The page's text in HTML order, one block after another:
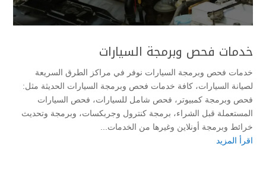
خدمات فحص وبرمجة السيارات
خدمات فحص وبرمجة السيارات نوفر في مراكز الطرق السريعة
لصيانة السيارات، كافة خدمات فحص وبرمجة السيارات الحديثة مثل:
فحص وبرمجة كمبيوتر، فحص شامل للسيارات، فحص السيارات
المستعملة قبل الشراء، برمجة كنترول وجربكسات، وبرمجة وتحديث
خرائط وبرمجة أونلاين وغيرها من الخدمات...
اقرأ المزيد